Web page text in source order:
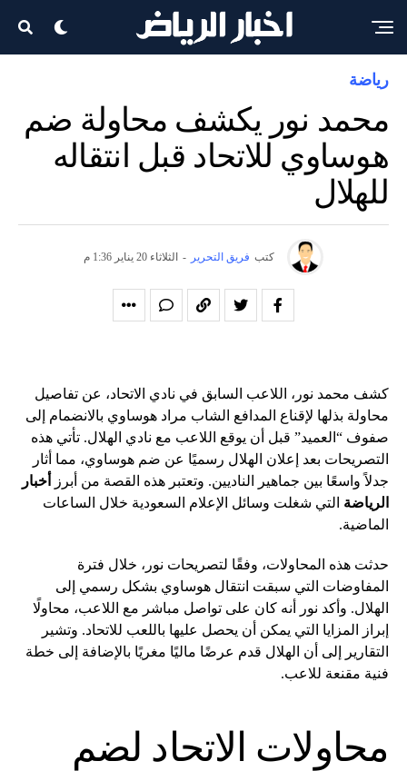
رياضة
محمد نور يكشف محاولة ضم
هوساوي للاتحاد قبل انتقاله
للهلال
كتب فريق التحرير - الثلاثاء 20 يناير 1:36 م
كشف محمد نور، اللاعب السابق في نادي الاتحاد، عن تفاصيل
محاولة بذلها لإقناع المدافع الشاب مراد هوساوي بالانضمام إلى
صفوف “العميد” قبل أن يوقع اللاعب مع نادي الهلال. تأتي هذه
التصريحات بعد إعلان الهلال رسميًا عن ضم هوساوي، مما أثار
جدلاً واسعًا بين جماهير الناديين. وتعتبر هذه القصة من أبرز
أخبار
الرياضة التي شغلت وسائل الإعلام السعودية خلال الساعات
الماضية.
حدثت هذه المحاولات، وفقًا لتصريحات نور، خلال فترة
المفاوضات التي سبقت انتقال هوساوي بشكل رسمي إلى
الهلال. وأكد نور أنه كان على تواصل مباشر مع اللاعب، محاولًا
إبراز المزايا التي يمكن أن يحصل عليها باللعب للاتحاد. وتشير
التقارير إلى أن الهلال قدم عرضًا ماليًا مغريًا بالإضافة إلى خطة
فنية مقنعة للاعب.
محاولات الاتحاد لضم